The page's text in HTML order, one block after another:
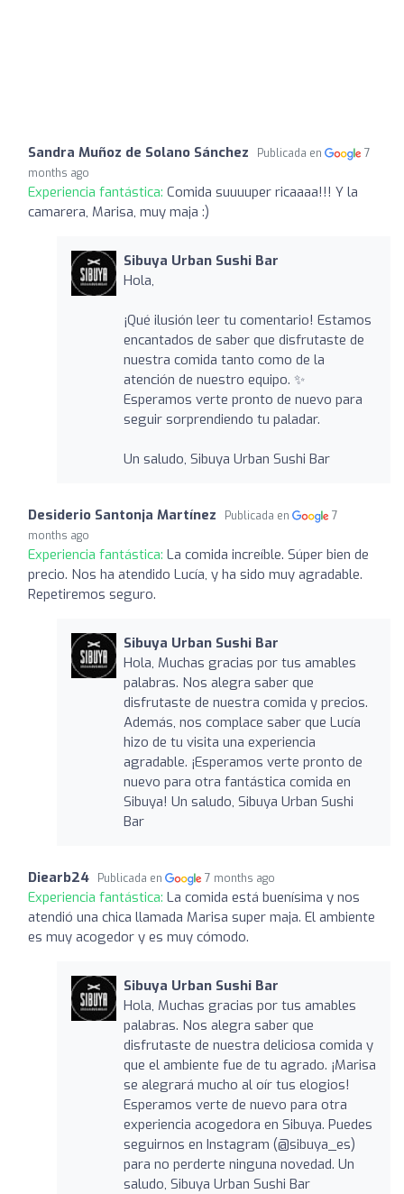
Sandra Muñoz de Solano Sánchez Publicada en
7
months ago
Experiencia fantástica: Comida suuuuper ricaaaa!!! Y la
camarera, Marisa, muy maja :)
Sibuya Urban Sushi Bar
Hola,
¡Qué ilusión leer tu comentario! Estamos
encantados de saber que disfrutaste de
nuestra comida tanto como de la
atención de nuestro equipo. ✨
Esperamos verte pronto de nuevo para
seguir sorprendiendo tu paladar.
Un saludo, Sibuya Urban Sushi Bar
Desiderio Santonja Martínez Publicada en
7
months ago
Experiencia fantástica: La comida increíble. Súper bien de
precio. Nos ha atendido Lucía, y ha sido muy agradable.
Repetiremos seguro.
Sibuya Urban Sushi Bar
Hola, Muchas gracias por tus amables
palabras. Nos alegra saber que
disfrutaste de nuestra comida y precios.
Además, nos complace saber que Lucía
hizo de tu visita una experiencia
agradable. ¡Esperamos verte pronto de
nuevo para otra fantástica comida en
Sibuya! Un saludo, Sibuya Urban Sushi
Bar
Diearb24 Publicada en 7 months ago
Experiencia fantástica: La comida está buenísima y nos
atendió una chica llamada Marisa super maja. El ambiente
es muy acogedor y es muy cómodo.
Sibuya Urban Sushi Bar
Hola, Muchas gracias por tus amables
palabras. Nos alegra saber que
disfrutaste de nuestra deliciosa comida y
que el ambiente fue de tu agrado. ¡Marisa
se alegrará mucho al oír tus elogios!
Esperamos verte de nuevo para otra
experiencia acogedora en Sibuya. Puedes
seguirnos en Instagram (@sibuya_es)
para no perderte ninguna novedad. Un
saludo, Sibuya Urban Sushi Bar